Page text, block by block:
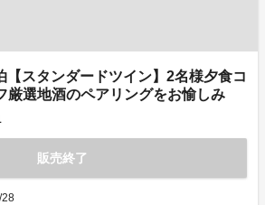
【スタンダードツイン】2名様夕食コ
厳選地酒のペアリングをお愉しみ
販売終了
28